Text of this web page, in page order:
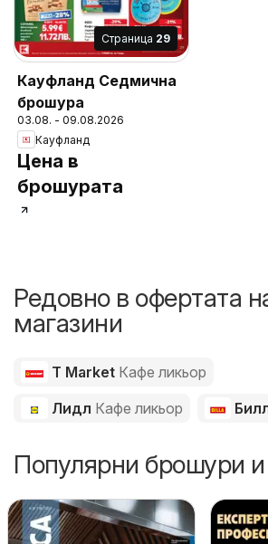
Cтраница 29
Кауфланд Седмична
брошура
03.08. - 09.08.2026
Кауфланд
Цена в
брошурата
Редовно в офертата
магазини
T Market Кафе ликьор
Лидл Кафе ликьор
Популярни брошури и